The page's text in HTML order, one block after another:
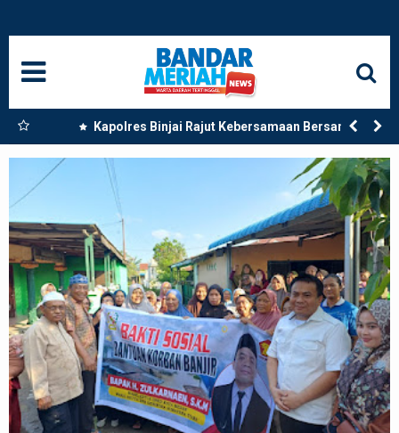
Kapolres Binjai Rajut Kebersamaan Bersama
Komunitas Ojek Online Kota Binjai
NASIONAL
SUMUT
MEDAN
LANGKAT
ACEH
BISNIS
EDUKASI
ADVETORIAL
REDAKSI